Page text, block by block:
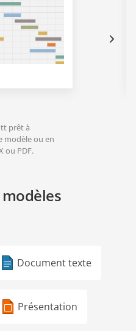
prêt à
modèle ou en
ou PDF.
Document texte
Présentation